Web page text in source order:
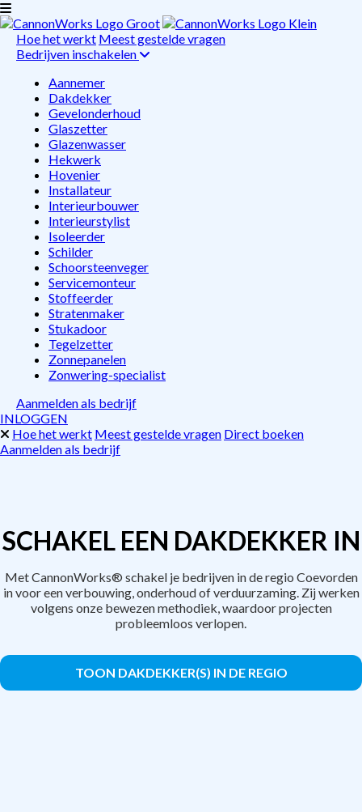
Hoe het werkt Meest gestelde vragen
Bedrijven inschakelen
Aannemer
Dakdekker
Gevelonderhoud
Glaszetter
Glazenwasser
Hekwerk
Hovenier
Installateur
Interieurbouwer
Interieurstylist
Isoleerder
Schilder
Schoorsteenveger
Servicemonteur
Stoffeerder
Stratenmaker
Stukadoor
Tegelzetter
Zonnepanelen
Zonwering-specialist
Aanmelden als bedrijf
INLOGGEN
Hoe het werkt Meest gestelde vragen Direct boeken
Aanmelden als bedrijf
SCHAKEL EEN DAKDEKKER IN
Met CannonWorks® schakel je bedrijven in de regio Coevorden
in voor een verbouwing, onderhoud of verduurzaming. Zij werken
volgens onze bewezen methodiek, waardoor projecten
probleemloos verlopen.
TOON DAKDEKKER(S) IN DE REGIO